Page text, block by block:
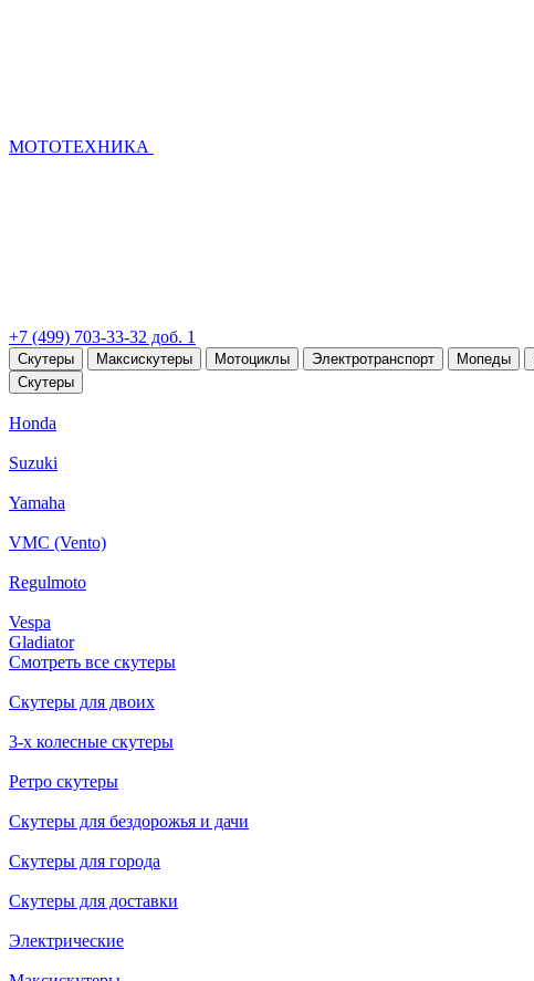
МОТОТЕХНИКА
+7 (499) 703-33-32 доб. 1
Скутеры Максискутеры Мотоциклы Электротранспорт Мопеды
Скутеры
Honda
Suzuki
Yamaha
VMC (Vento)
Regulmoto
Vespa
Gladiator
Смотреть все скутеры
Скутеры для двоих
3-х колесные скутеры
Ретро скутеры
Скутеры для бездорожья и дачи
Скутеры для города
Скутеры для доставки
Электрические